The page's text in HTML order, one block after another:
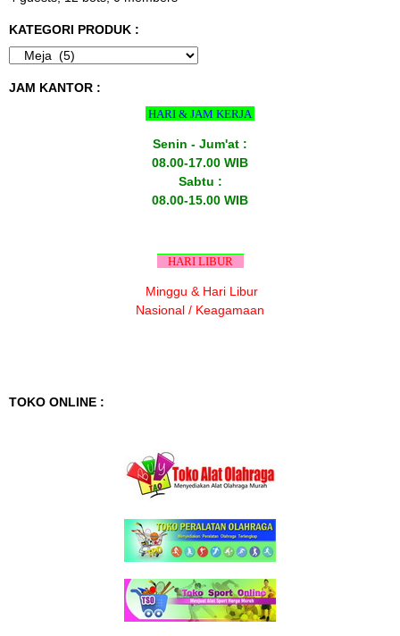
KATEGORI PRODUK :
JAM KANTOR :
HARI & JAM KERJA
Senin - Jum'at :
08.00-17.00 WIB
Sabtu :
08.00-15.00 WIB
HARI LIBUR
Minggu & Hari Libur
Nasional / Keagamaan
TOKO ONLINE :